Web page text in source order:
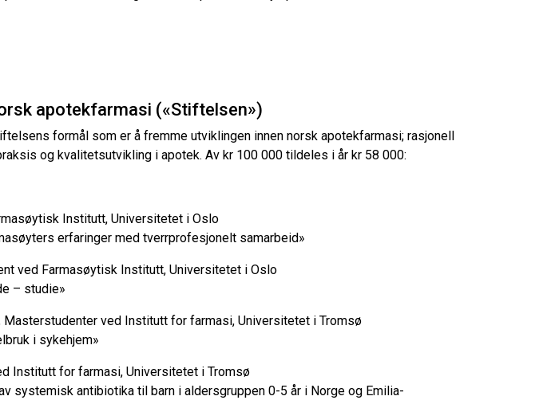
apotekfarmasi («Stiftelsen»)
formål som er å fremme utviklingen innen norsk apotekfarmasi; rasjonell
og kvalitetsutvikling i apotek. Av kr 100 000 tildeles i år kr 58 000:
Institutt, Universitetet i Oslo
erfaringer med tverrprofesjonelt samarbeid»
ved Farmasøytisk Institutt, Universitetet i Oslo
– studie»
Masterstudenter ved Institutt for farmasi, Universitetet i Tromsø
i sykehjem»
Institutt for farmasi, Universitetet i Tromsø
systemisk antibiotika til barn i aldersgruppen 0-5 år i Norge og Emilia-